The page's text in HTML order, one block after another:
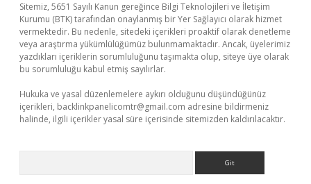
Sitemiz, 5651 Sayılı Kanun gereğince Bilgi Teknolojileri ve İletişim
Kurumu (BTK) tarafından onaylanmış bir Yer Sağlayıcı olarak hizmet
vermektedir. Bu nedenle, sitedeki içerikleri proaktif olarak denetleme
veya araştırma yükümlülüğümüz bulunmamaktadır. Ancak, üyelerimiz
yazdıkları içeriklerin sorumluluğunu taşımakta olup, siteye üye olarak
bu sorumluluğu kabul etmiş sayılırlar.
Hukuka ve yasal düzenlemelere aykırı olduğunu düşündüğünüz
içerikleri, backlinkpanelicomtr@gmail.com adresine bildirmeniz
halinde, ilgili içerikler yasal süre içerisinde sitemizden kaldırılacaktır.